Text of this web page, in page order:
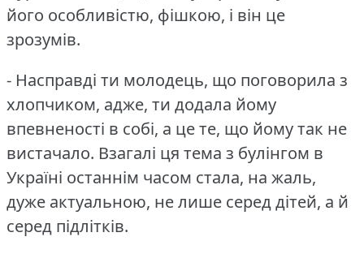
його особливістю, фішкою, і він це
зрозумів.
- Насправді ти молодець, що поговорила з
хлопчиком, адже, ти додала йому
впевненості в собі, а це те, що йому так не
вистачало. Взагалі ця тема з булінгом в
Україні останнім часом стала, на жаль,
дуже актуальною, не лише серед дітей, а й
серед підлітків.